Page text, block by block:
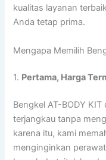
kualitas layanan
Anda tetap prima.
Mengapa Memilih
1. Pertama, Harga
Bengkel AT-BODY
terjangkau tanpa
karena itu, kami
menginginkan